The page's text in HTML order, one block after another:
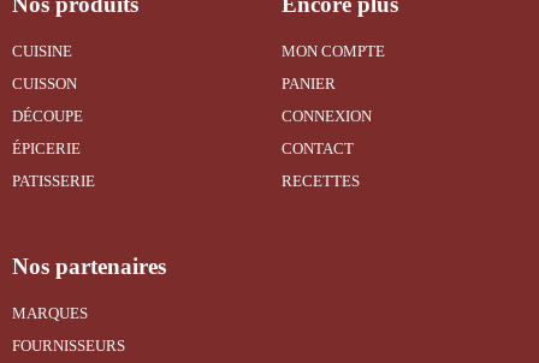
CUISINE
CUISSON
DÉCOUPE
ÉPICERIE
PATISSERIE
MON COMPTE
PANIER
CONNEXION
CONTACT
RECETTES
Nos partenaires
MARQUES
FOURNISSEURS